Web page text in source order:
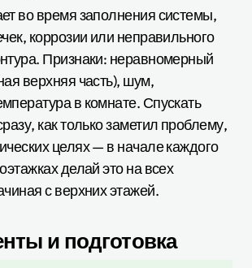
во время заполнения системы,
коррозии или неправильного
Признаки: неравномерный
верхняя часть), шум,
в комнате. Спускать
как только заметил проблему,
целях — в начале каждого
делай это на всех
с верхних этажей.
и подготовка